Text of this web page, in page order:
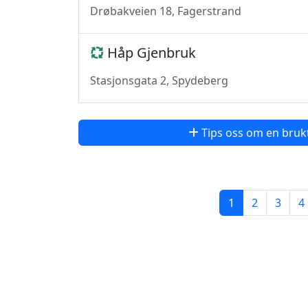
Drøbakveien 18, Fagerstrand
Håp Gjenbruk
Stasjonsgata 2, Spydeberg
Tips oss om en
1 2 3 4